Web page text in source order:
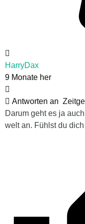
HarryDax
9 Monate her
Antworten an
Darum geht es ja
welt an. Fühlst du